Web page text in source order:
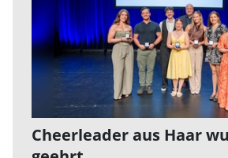
Cheerleader aus Haar